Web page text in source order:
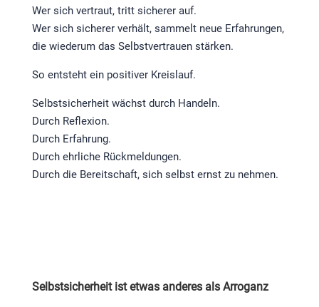
Wer sich vertraut, tritt sicherer auf.
Wer sich sicherer verhält, sammelt neue Erfahrungen,
die wiederum das Selbstvertrauen stärken.
So entsteht ein positiver Kreislauf.
Selbstsicherheit wächst durch Handeln.
Durch Reflexion.
Durch Erfahrung.
Durch ehrliche Rückmeldungen.
Durch die Bereitschaft, sich selbst ernst zu nehmen.
Selbstsicherheit ist etwas anderes als Arroganz